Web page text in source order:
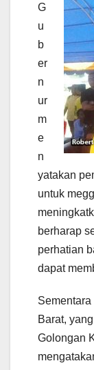
G
u
b
er
n
ur
m
e
n
yatakan
untuk
berharap
perhatian
dapat
Barat,
Golongan